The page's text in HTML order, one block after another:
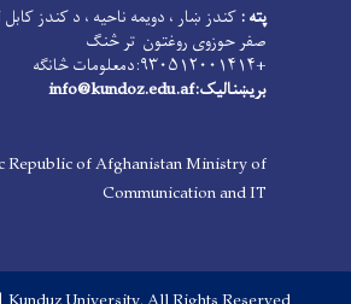
پته : کندز ښار ، دویمه ناحیه ، د کندز
صفر حوزوی روغتون تر څنګ
+۹۳۰۵۱۲۰۰۱۴۱۴:دمعلومات څانګه
بریښنالیک:info@kundoz.edu.af
Republic of Afghanistan Ministry of
Communication and IT